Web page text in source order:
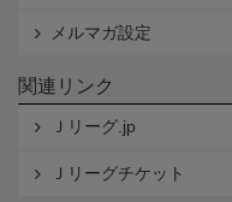
メルマガ設定
関連リンク
Ｊリーグ.jp
Ｊリーグチケット